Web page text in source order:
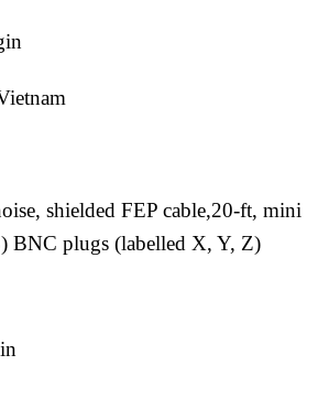
shielded FEP cable,20-ft, mini
BNC plugs (labelled X, Y, Z)